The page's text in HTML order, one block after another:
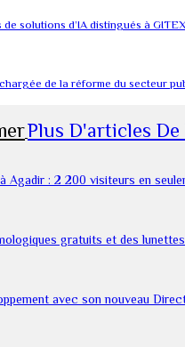
solutions d’IA distingués à
de la réforme du secteur
Plus D'articles
Agadir : 2 200 visiteurs en
gratuits et des
avec son nouveau